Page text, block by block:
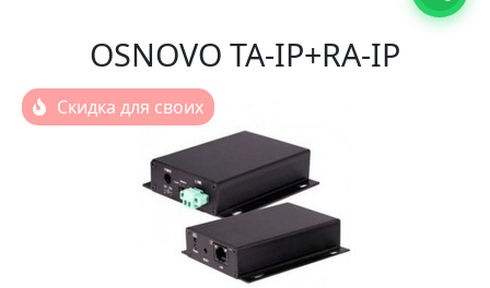
OSNOVO TA-IP+RA-IP
Скидка для своих